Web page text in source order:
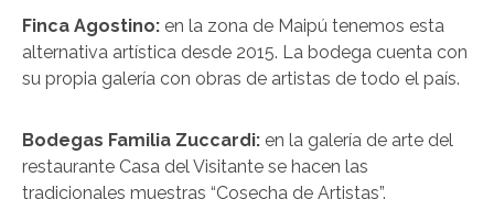
Finca Agostino: en la zona de Maipú tenemos esta
alternativa artística desde 2015. La bodega cuenta con
su propia galería con obras de artistas de todo el país.
Bodegas Familia Zuccardi: en la galería de arte del
restaurante Casa del Visitante se hacen las
tradicionales muestras “Cosecha de Artistas”.